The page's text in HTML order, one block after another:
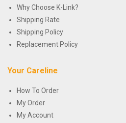
Why Choose K-Link?
Shipping Rate
Shipping Policy
Replacement Policy
Your Careline
How To Order
My Order
My Account